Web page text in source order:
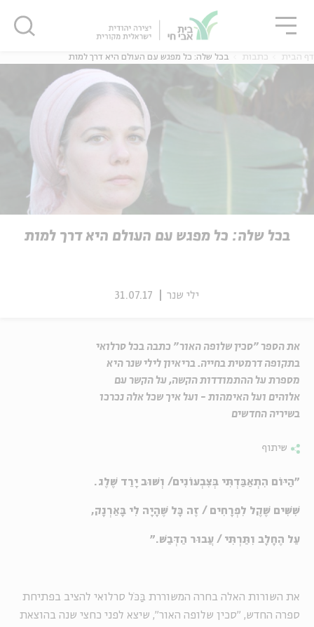
אנגלית
דף הבית כתבות בכל שלה: כל מפגש עם העולם היא דרך למות
בכל שלה: כל מפגש עם העולם היא דרך למות
ילי שנר 31.07.17
את הספר "סכין שלופה האור" כתבה בכל סרלואי
בתקופה דרמטית בחייה. בריאיון לילי שנר היא
מספרת על ההתמודדות הקשה, על הקשר עם
אלוהים ועל האימהות - ועל איך שכל אלה נכרכו
בשיריה החדשים
שיתוף
"הַיּוֹם הִתְאַבַּדְתִּי בְּצִבְעוֹנִים/ וְשׁוּב יָרַד שֶׁלֶג.
שִׁשִּׁים שֶׁקֶל לִפְרָחִים / זֶה כָּל שֶׁהָיָה לִי בָּאַרְנָק,
עַל הֶחָלָב וִתַּרְתִּי / עֲבוּר הַדְּבַשׁ."
את השורות האלה בחרה המשוררת בַּכֹּל סרלואי להציב בפתיחת
ספרה החדש, "סכין שלופה האור", שיצא לפני כחצי שנה בהוצאת
סגור